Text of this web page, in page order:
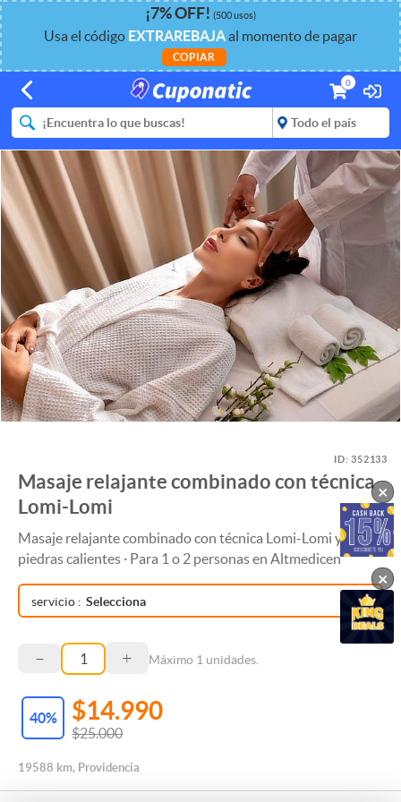
¡7%OFF! (500 usos)
Usa el código EXTRAREBAJAal momento de pagar
COPIAR
0
ID:352133
Masaje relajante combinado con técnica
Lomi-Lomi
Masaje relajante combinado con técnica Lomi-Lomi y
piedras calientes · Para 1 o 2 personas en Altmedicen
servicio : Selecciona
– + Máximo 1 unidades.
40% $14.990
$25.000
19588 km, Providencia
×
×